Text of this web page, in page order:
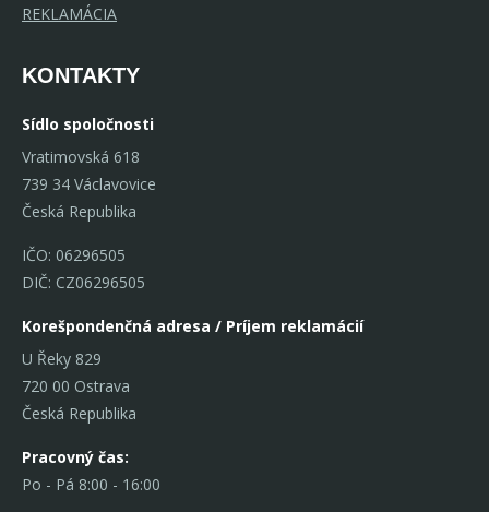
REKLAMÁCIA
KONTAKTY
Sídlo spoločnosti
Vratimovská 618
739 34 Václavovice
Česká Republika
IČO: 06296505
DIČ: CZ06296505
Korešpondenčná adresa / Príjem reklamácií
U Řeky 829
720 00 Ostrava
Česká Republika
Pracovný čas:
Po - Pá 8:00 - 16:00